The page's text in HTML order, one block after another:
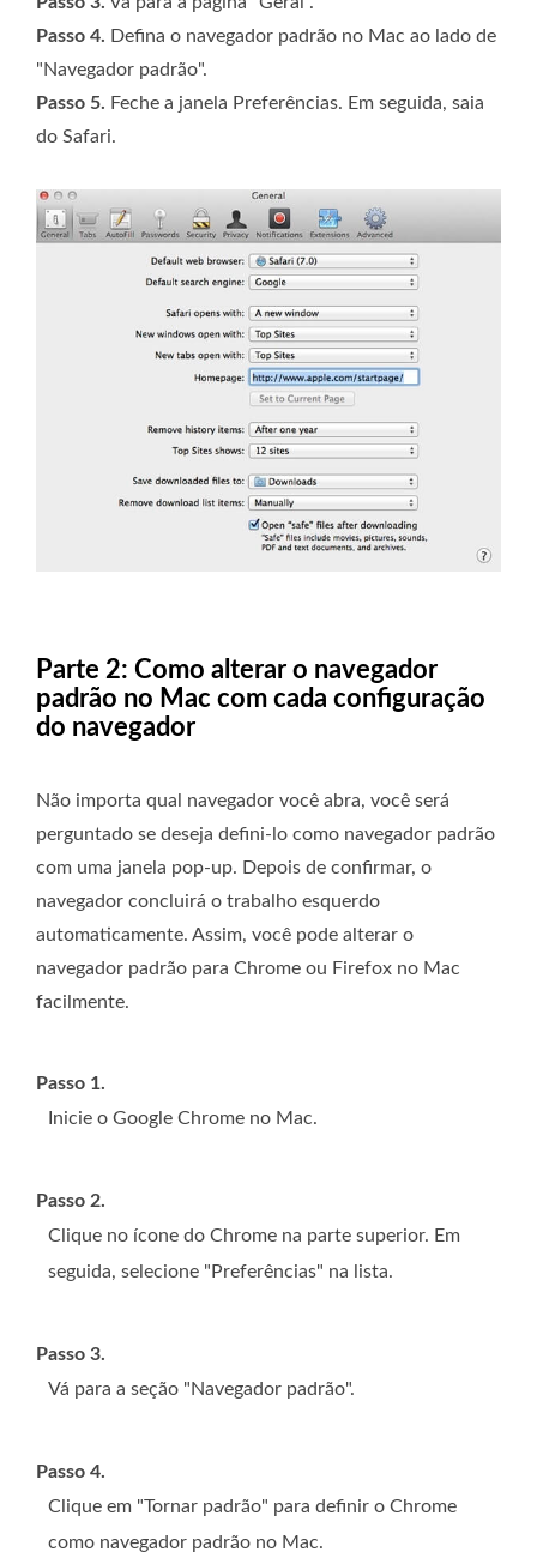
Passo 4. Defina o navegador padrão no Mac ao lado de
"Navegador padrão".
Passo 5. Feche a janela Preferências. Em seguida, saia
do Safari.
Parte 2: Como alterar o navegador
padrão no Mac com cada configuração
do navegador
Não importa qual navegador você abra, você será
perguntado se deseja defini-lo como navegador padrão
com uma janela pop-up. Depois de confirmar, o
navegador concluirá o trabalho esquerdo
automaticamente. Assim, você pode alterar o
navegador padrão para Chrome ou Firefox no Mac
facilmente.
Passo 1.
Inicie o Google Chrome no Mac.
Passo 2.
Clique no ícone do Chrome na parte superior. Em
seguida, selecione "Preferências" na lista.
Passo 3.
Vá para a seção "Navegador padrão".
Passo 4.
Clique em "Tornar padrão" para definir o Chrome
como navegador padrão no Mac.